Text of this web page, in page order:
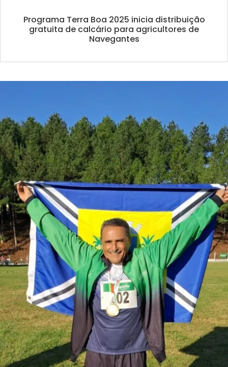
Programa Terra Boa 2025 inicia distribuição
gratuita de calcário para agricultores de
Navegantes